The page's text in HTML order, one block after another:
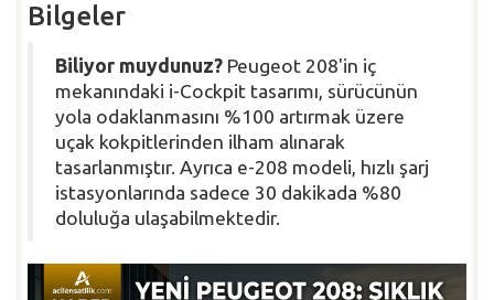
Bilgeler
Biliyor muydunuz? Peugeot 208'in iç
mekanındaki i-Cockpit tasarımı, sürücünün
yola odaklanmasını %100 artırmak üzere
uçak kokpitlerinden ilham alınarak
tasarlanmıştır. Ayrıca e-208 modeli, hızlı şarj
istasyonlarında sadece 30 dakikada %80
doluluğa ulaşabilmektedir.